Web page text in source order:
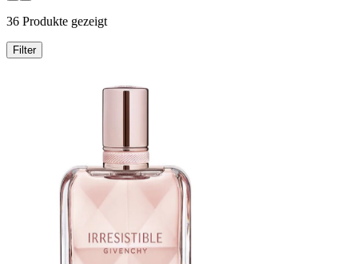
36 Produkte gezeigt
Filter